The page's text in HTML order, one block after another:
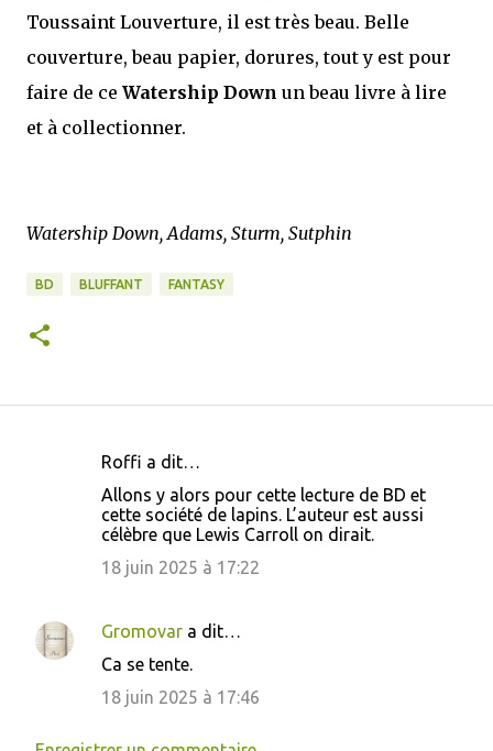
Toussaint Louverture, il est très beau. Belle
couverture, beau papier, dorures, tout y est pour
faire de ce Watership Down un beau livre à lire
et à collectionner.
Watership Down, Adams, Sturm, Sutphin
BD BLUFFANT FANTASY
n
t
Roffi a dit…
Allons y alors pour cette lecture de BD et
cette société de lapins. L’auteur est aussi
célèbre que Lewis Carroll on dirait.
18 juin 2025 à 17:22
Gromovar a dit…
Ca se tente.
18 juin 2025 à 17:46